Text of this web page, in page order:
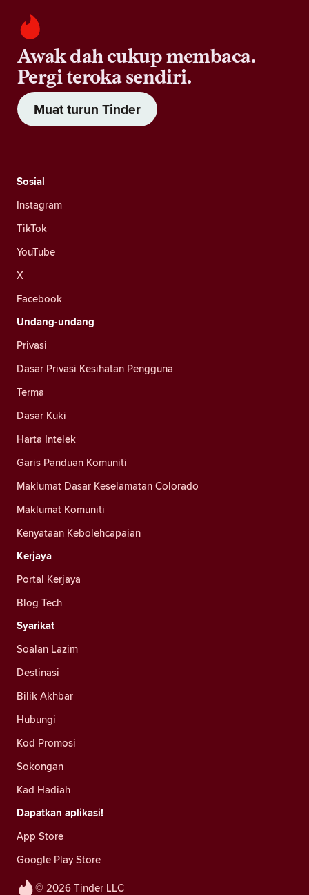
Awak dah cukup membaca.
Pergi teroka sendiri.
Muat turun Tinder
© 2026 Tinder LLC
Sosial
Instagram
TikTok
YouTube
X
Facebook
Undang-undang
Privasi
Dasar Privasi Kesihatan Pengguna
Terma
Dasar Kuki
Harta Intelek
Garis Panduan Komuniti
Maklumat Dasar Keselamatan Colorado
Maklumat Komuniti
Kenyataan Kebolehcapaian
Kerjaya
Portal Kerjaya
Blog Tech
Syarikat
Soalan Lazim
Destinasi
Bilik Akhbar
Hubungi
Kod Promosi
Sokongan
Kad Hadiah
Dapatkan aplikasi!
App Store
Google Play Store